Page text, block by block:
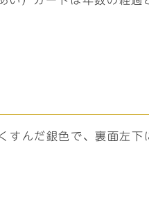
すんだ銀色で、裏面左